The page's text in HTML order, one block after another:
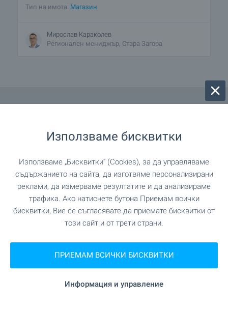
Тип на имота: Магазин
Мирослав Караколев
Регионален мениджър, Стара Загора
AMur Gardens - затворен
Идеалният баланс между близост до София и
Използваме бисквитки
Използваме „Бисквитки“ (Cookies), за да управляваме
съдържанието на сайта, да изготвяме персонализирани
реклами, да измерваме резултатите и да анализираме
трафика. Ако натиснете бутона Приемам всички
бисквитки, Вие се съгласявате да приемате бисквитки от
този сайт и от трети страни.
ПРИЕМАМ ВСИЧКИ БИСКВИТКИ
Информация и управление